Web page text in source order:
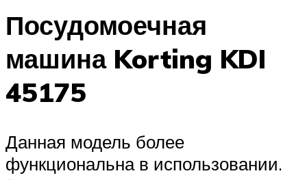
Посудомоечная
машина Korting KDI
45175
Данная модель более
функциональна в использовании.